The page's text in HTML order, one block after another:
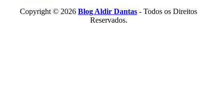
Copyright © 2026 Blog Aldir Dantas - Todos os Direitos
Reservados.